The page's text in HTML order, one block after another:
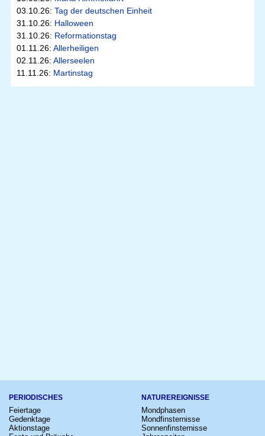
03.10.26: Tag der deutschen Einheit
31.10.26: Halloween
31.10.26: Reformationstag
01.11.26: Allerheiligen
02.11.26: Allerseelen
11.11.26: Martinstag
PERIODISCHES
Feiertage
Gedenktage
Aktionstage
NATUREREIGNISSE
Mondphasen
Mondfinsternisse
Sonnenfinsternisse